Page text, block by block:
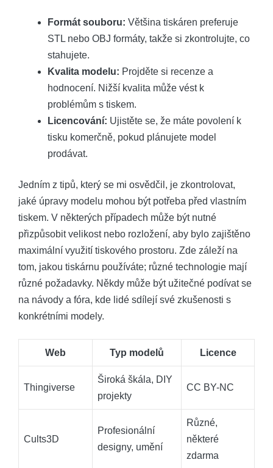
Formát souboru: Většina tiskáren preferuje
STL nebo OBJ formáty, takže si zkontrolujte, co
stahujete.
Kvalita modelu: Projděte si recenze a
hodnocení. Nižší kvalita může vést k
problémům s tiskem.
Licencování: Ujistěte se, že máte povolení k
tisku komerčně, pokud plánujete model
prodávat.
Jedním z tipů, který se mi osvědčil, je zkontrolovat,
jaké úpravy modelu mohou být potřeba před vlastním
tiskem. V některých případech může být nutné
přizpůsobit velikost nebo rozložení, aby bylo zajištěno
maximální využití tiskového prostoru. Zde záleží na
tom, jakou tiskárnu používáte; různé technologie mají
různé požadavky. Někdy může být užitečné podívat se
na návody a fóra, kde lidé sdílejí své zkušenosti s
konkrétními modely.
Web Typ modelů Licence
Thingiverse
Široká škála, DIY
projekty
CC BY-NC
Cults3D
Profesionální
designy, umění
Různé,
některé
zdarma